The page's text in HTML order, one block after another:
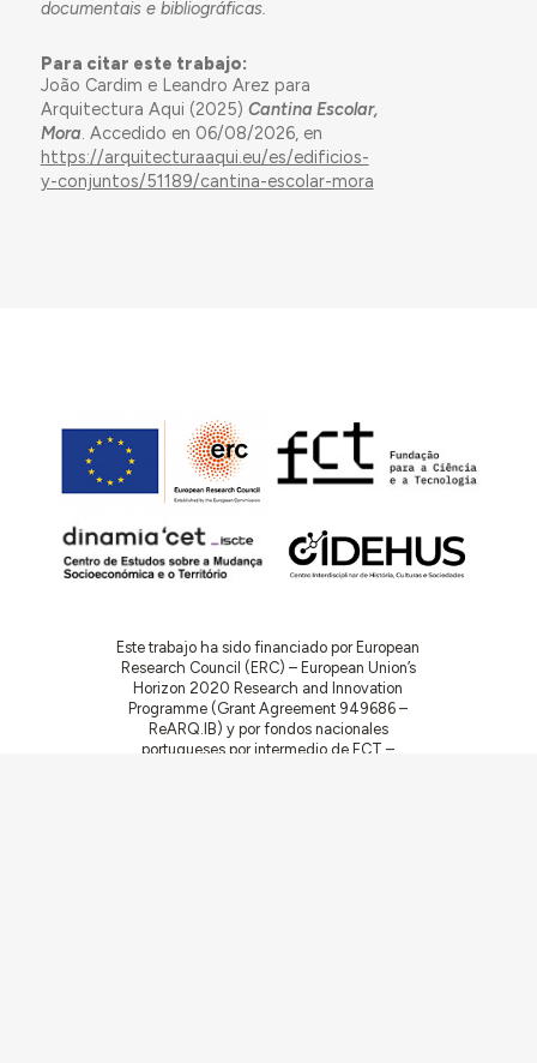
documentais e bibliográficas.
Para citar este trabajo:
João Cardim e Leandro Arez para
Arquitectura Aqui (2025) Cantina Escolar,
Mora. Accedido en 06/08/2026, en
https://arquitecturaaqui.eu/es/edificios-
y-conjuntos/51189/cantina-escolar-mora
Este trabajo ha sido financiado por European
Research Council (ERC) – European Union’s
Horizon 2020 Research and Innovation
Programme (Grant Agreement 949686 –
ReARQ.IB) y por fondos nacionales
portugueses por intermedio de FCT –